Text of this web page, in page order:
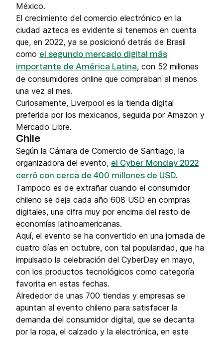
México.
El crecimiento del comercio electrónico en la
ciudad azteca es evidente si tenemos en cuenta
que, en 2022, ya se posicionó detrás de Brasil
como el segundo mercado digital más
importante de América Latina, con 52 millones
de consumidores online que compraban al menos
una vez al mes.
Curiosamente, Liverpool es la tienda digital
preferida por los mexicanos, seguida por Amazon y
Mercado Libre.
Chile
Según la Cámara de Comercio de Santiago, la
organizadora del evento, el Cyber Monday 2022
cerró con cerca de 400 millones de USD.
Tampoco es de extrañar cuando el consumidor
chileno se deja cada año 608 USD en compras
digitales, una cifra muy por encima del resto de
economías latinoamericanas.
Aquí, el evento se ha convertido en una jornada de
cuatro días en octubre, con tal popularidad, que ha
impulsado la celebración del CyberDay en mayo,
con los productos tecnológicos como categoría
favorita en estas fechas.
Alrededor de unas 700 tiendas y empresas se
apuntan al evento chileno para satisfacer la
demanda del consumidor digital, que se decanta
por la ropa, el calzado y la electrónica, en este